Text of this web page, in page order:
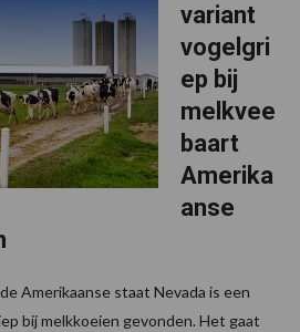
variant
vogelgri
ep bij
melkvee
baart
Amerika
anse
Amerikaanse staat Nevada is een
bij melkkoeien gevonden. Het gaat